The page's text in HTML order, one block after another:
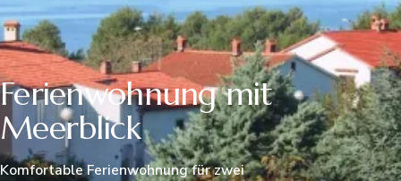
Ferienwohnung mit
Meerblick
Komfortable Ferienwohnung für zwei